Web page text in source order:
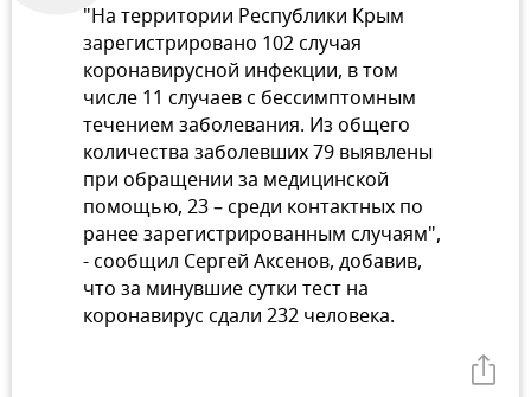
"На территории Республики Крым
зарегистрировано 102 случая
коронавирусной инфекции, в том
числе 11 случаев с бессимптомным
течением заболевания. Из общего
количества заболевших 79 выявлены
при обращении за медицинской
помощью, 23 – среди контактных по
ранее зарегистрированным случаям",
- сообщил Сергей Аксенов, добавив,
что за минувшие сутки тест на
коронавирус сдали 232 человека.